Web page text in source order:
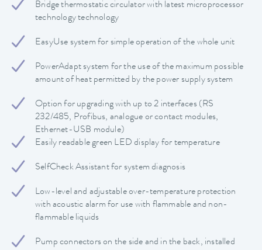
Bridge thermostatic circulator with latest microprocessor
technology technology
EasyUse system for simple operation of the whole unit
PowerAdapt system for the use of the maximum possible
amount of heat permitted by the power supply system
Option for upgrading with up to 2 interfaces (RS
232/485, Profibus, analogue or contact modules,
Ethernet-USB module)
Easily readable green LED display for temperature
SelfCheck Assistant for system diagnosis
Low-level and adjustable over-temperature protection
with acoustic alarm for use with flammable and non-
flammable liquids
Pump connectors on the side and in the back, installed